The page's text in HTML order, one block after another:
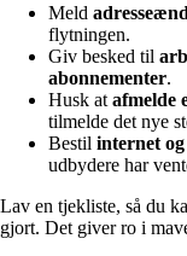
Meld
flytningen.
Giv besked til
abonnementer.
Husk at afmelde
tilmelde det nye
Bestil internet
udbydere har
Lav en tjekliste, så du
gjort. Det giver ro i